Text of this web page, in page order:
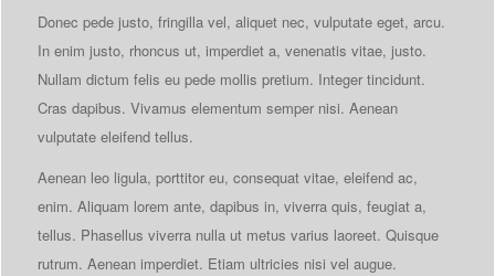
Donec pede justo, fringilla vel, aliquet nec, vulputate eget, arcu.
In enim justo, rhoncus ut, imperdiet a, venenatis vitae, justo.
Nullam dictum felis eu pede mollis pretium. Integer tincidunt.
Cras dapibus. Vivamus elementum semper nisi. Aenean
vulputate eleifend tellus.
Aenean leo ligula, porttitor eu, consequat vitae, eleifend ac,
enim. Aliquam lorem ante, dapibus in, viverra quis, feugiat a,
tellus. Phasellus viverra nulla ut metus varius laoreet. Quisque
rutrum. Aenean imperdiet. Etiam ultricies nisi vel augue.